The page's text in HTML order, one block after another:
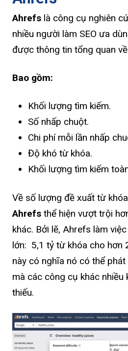
Ahrefs là công cụ nghiên
nhiều người làm SEO ưa
được thông tin tổng quan
Bao gồm:
Khối lượng tìm kiếm.
Số nhấp chuột.
Chi phí mỗi lần nhấp
Độ khó từ khóa.
Khối lượng tìm kiếm
Về số lượng đề xuất từ
Ahrefs thể hiện vượt trội
khác. Bởi lẽ, Ahrefs làm
lớn: 5,1 tỷ từ khóa cho hơn
này có nghĩa nó có thể
mà các công cụ khác nhiều
thiếu.